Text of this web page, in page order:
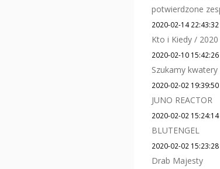
potwierdzone
2020-02-14 22:43:32
Kto i Kiedy / 2020
2020-02-10 15:42:26
Szukamy
2020-02-02 19:39:50
JUNO REACTOR
2020-02-02 15:24:14
BLUTENGEL
2020-02-02 15:23:28
Drab Majesty